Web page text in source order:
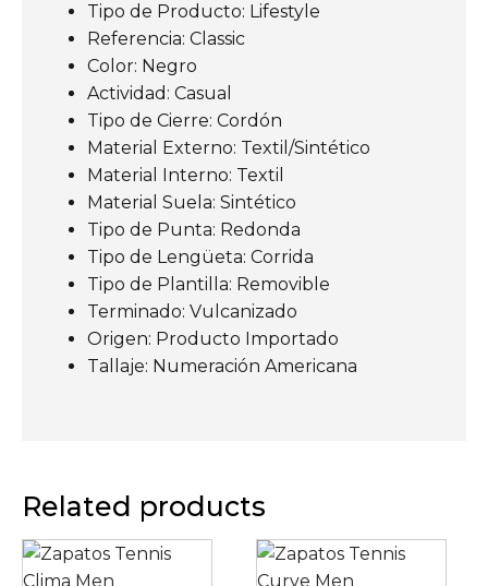
Tipo de Producto: Lifestyle
Referencia: Classic
Color: Negro
Actividad: Casual
Tipo de Cierre: Cordón
Material Externo: Textil/Sintético
Material Interno: Textil
Material Suela: Sintético
Tipo de Punta: Redonda
Tipo de Lengüeta: Corrida
Tipo de Plantilla: Removible
Terminado: Vulcanizado
Origen: Producto Importado
Tallaje: Numeración Americana
Related products
Este
producto
Este
producto